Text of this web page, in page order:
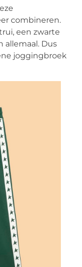
combineren.
een zwarte
allemaal. Dus
joggingbroek